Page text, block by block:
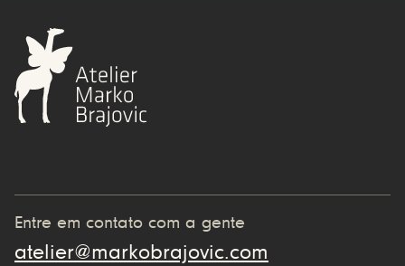
Entre em contato com a gente
atelier@markobrajovic.com